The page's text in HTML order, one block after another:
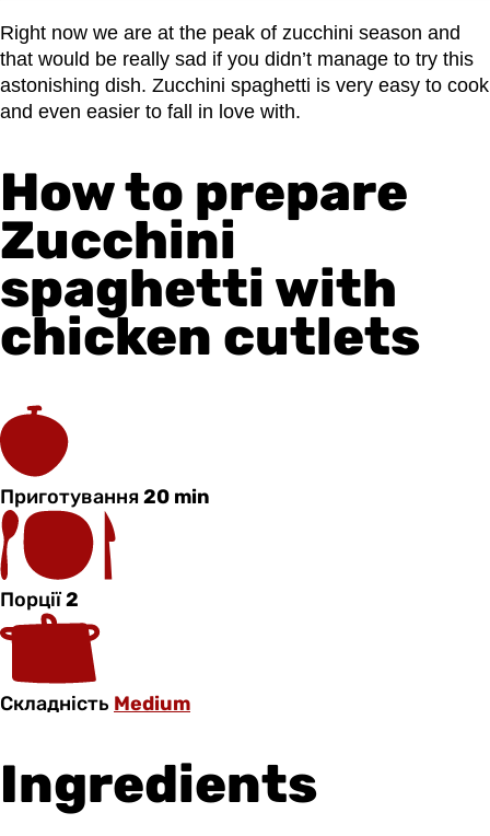
Right now we are at the peak of zucchini season and
that would be really sad if you didn’t manage to try this
astonishing dish. Zucchini spaghetti is very easy to cook
and even easier to fall in love with.
How to prepare
Zucchini
spaghetti with
chicken cutlets
Приготування20 min
Порції2
Складність Medium
Ingredients